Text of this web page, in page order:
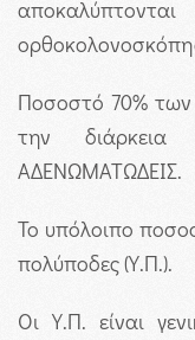
Ποσοστό 70% των
την διάρκεια
ΑΔΕΝΩΜΑΤΩΔΕΙΣ.
Το υπόλοιπο
πολύποδες (Υ.Π.).
Οι Υ.Π. είναι